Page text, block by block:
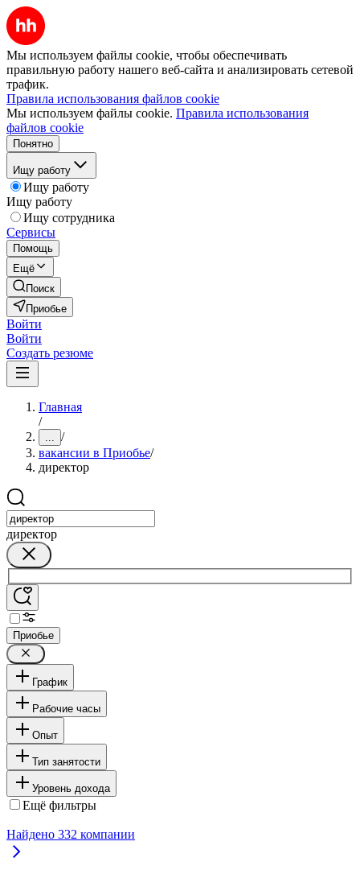
Мы используем файлы cookie, чтобы обеспечивать
правильную работу нашего веб-сайта и анализировать сетевой
трафик.
Правила использования файлов cookie
Мы используем файлы cookie. Правила использования
файлов cookie
Понятно
Ищу работу
Ищу работу
Ищу работу
Ищу сотрудника
Сервисы
Помощь
Ещё
Поиск
Приобье
Войти
Войти
Создать резюме
Главная
/
... /
вакансии в Приобье/
директор
директор
Приобье
График
Рабочие часы
Опыт
Тип занятости
Уровень дохода
Ещё фильтры
Найдено 332 компании